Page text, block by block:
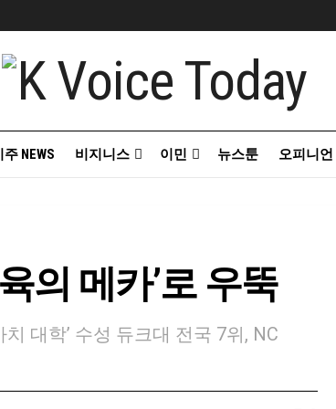
주 NEWS 비지니스 이민 뉴스툰 오피니언
의 메카’로 우뚝
대학’ 수성 듀크대 전국 7위, NC